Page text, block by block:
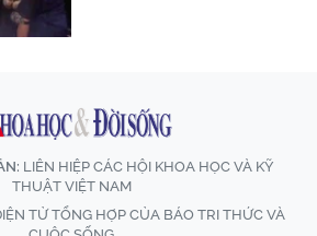
LIÊN HIỆP CÁC HỘI KHOA HỌC VÀ KỸ
THUẬT VIỆT NAM
TỬ TỔNG HỢP CỦA BÁO TRI THỨC VÀ